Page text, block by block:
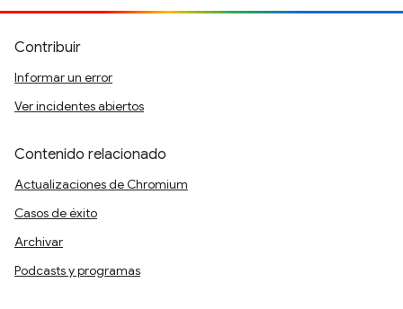
Contribuir
Informar un error
Ver incidentes abiertos
Contenido relacionado
Actualizaciones de Chromium
Casos de éxito
Archivar
Podcasts y programas